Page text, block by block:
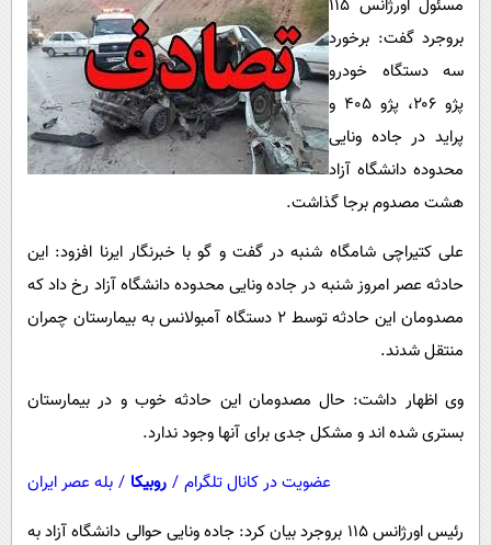
سرگرمی
فناوری
گوناگون
حوادث
محیط زیست
فرهنگی
بین الملل
پیامک
روانشناسی
آشپزی
دانلود
مسئول اورژانس ۱۱۵
بروجرد گفت: برخورد
سه دستگاه خودرو
پژو ۲۰۶، پژو ۴۰۵ و
پراید در جاده ونایی
محدوده دانشگاه آزاد
هشت مصدوم برجا گذاشت.
علی کتیراچی شامگاه شنبه در گفت و گو با خبرنگار ایرنا افزود: این
حادثه عصر امروز شنبه در جاده ونایی محدوده دانشگاه آزاد رخ داد که
مصدومان این حادثه توسط ۲ دستگاه آمبولانس به بیمارستان چمران
منتقل شدند.
وی اظهار داشت: حال مصدومان این حادثه خوب و در بیمارستان
بستری شده اند و مشکل جدی برای آنها وجود ندارد.
عضویت در کانال تلگرام / روبیکا / بله عصر ایران
رئیس اورژانس ۱۱۵ بروجرد بیان کرد: جاده ونایی حوالی دانشگاه آزاد به